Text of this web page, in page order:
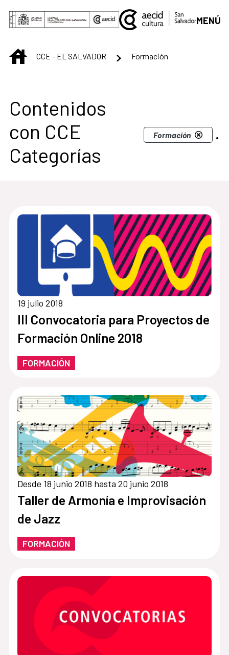
Saltar al contenido principal
MENÚ
INICIOCCE - EL SALVADOR Formación
Centro Cultural de
Contenidos
con CCE
Categorías
Formación .
19 julio 2018
III Convocatoria para Proyectos de
Formación Online 2018
FORMACIÓN
Desde 18 junio 2018 hasta 20 junio 2018
Taller de Armonía e Improvisación
de Jazz
FORMACIÓN